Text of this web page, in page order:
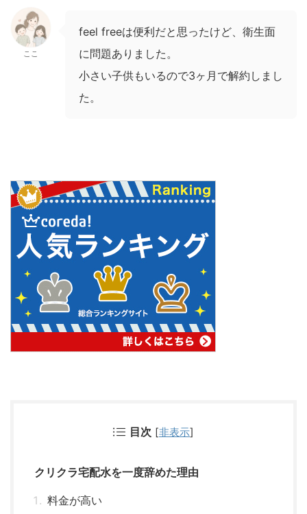
ここ
feel freeは便利だと思ったけど、衛生面
に問題ありました。
小さい子供もいるので3ヶ月で解約しまし
た。
目次 [非表示]
クリクラ宅配水を一度辞めた理由
料金が高い